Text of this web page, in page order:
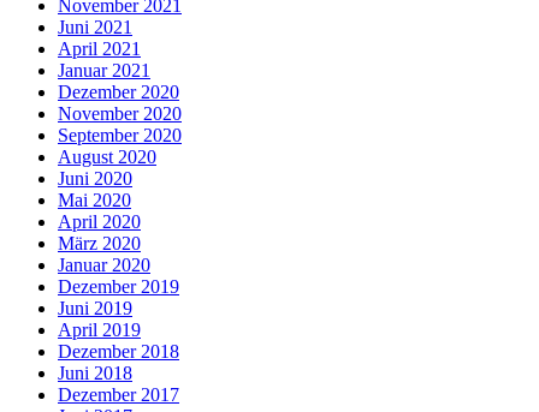
November 2021
Juni 2021
April 2021
Januar 2021
Dezember 2020
November 2020
September 2020
August 2020
Juni 2020
Mai 2020
April 2020
März 2020
Januar 2020
Dezember 2019
Juni 2019
April 2019
Dezember 2018
Juni 2018
Dezember 2017